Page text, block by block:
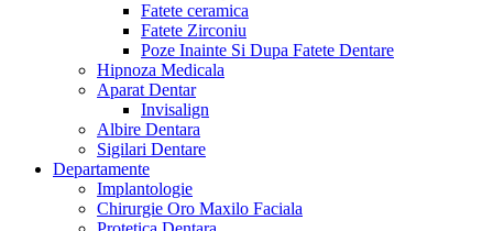
Fatete ceramica
Fatete Zirconiu
Poze Inainte Si Dupa Fatete Dentare
Hipnoza Medicala
Aparat Dentar
Invisalign
Albire Dentara
Sigilari Dentare
Departamente
Implantologie
Chirurgie Oro Maxilo Faciala